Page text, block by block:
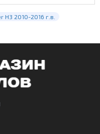
H3 2010-2016 г.в.